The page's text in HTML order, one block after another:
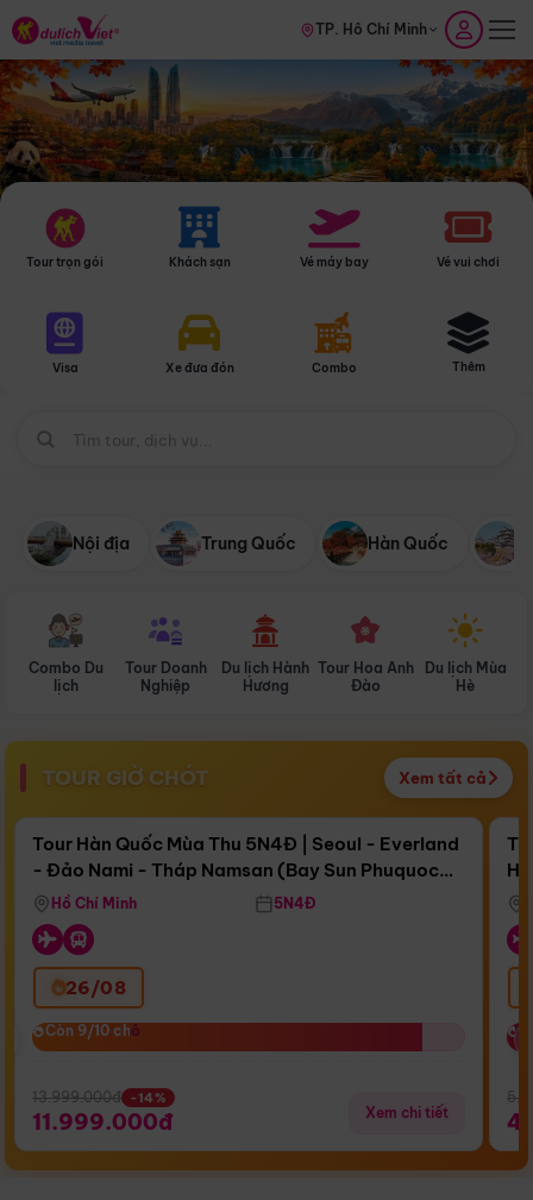
TP. Hồ Chí Minh
Tour trọn gói Khách sạn Vé máy bay Vé vui chơi
Visa Xe đưa đón Combo Thêm
Nội địa Trung Quốc Hàn Quốc
Combo Du
lịch
Tour Doanh
Nghiệp
Du lịch Hành
Hương
Tour Hoa Anh
Đào
Du lịch Mùa
Hè
TOUR GIỜ CHÓT Xem tất cả
Còn17 ngày 05:18:49
Bay Sun Phuquoc Airways
Điểm nổi bật
Tour Hàn Quốc Mùa Thu 5N4Đ | Seoul - Everland
- Đảo Nami - Tháp Namsan (Bay Sun Phuquoc
Airways)
Hồ Chí Minh 5N4Đ
26/08
Còn 9/10 chỗ
Còn 9/10 chỗ
13.999.000đ -14%
11.999.000đ Xem chi tiết